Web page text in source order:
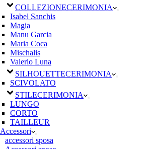
COLLEZIONECERIMONIA
Isabel Sanchis
Magia
Manu Garcia
Maria Coca
Mischalis
Valerio Luna
SILHOUETTECERIMONIA
SCIVOLATO
STILECERIMONIA
LUNGO
CORTO
TAILLEUR
Accessori
accessori sposa